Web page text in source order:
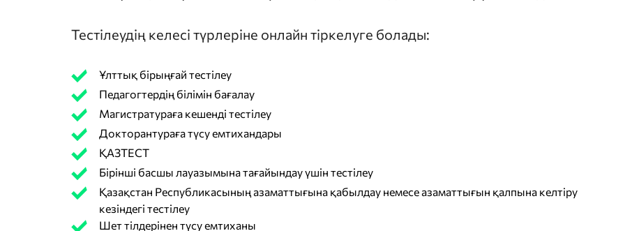
Тестілеудің келесі түрлеріне онлайн тіркелуге болады:
Ұлттық бірыңғай тестілеу
Педагогтердің білімін бағалау
Магистратураға кешенді тестілеу
Докторантураға түсу емтихандары
ҚАЗТЕСТ
Бірінші басшы лауазымына тағайындау үшін тестілеу
Қазақстан Республикасының азаматтығына қабылдау немесе азаматтығын қалпына келтіру
кезіндегі тестілеу
Шет тілдерінен түсу емтиханы